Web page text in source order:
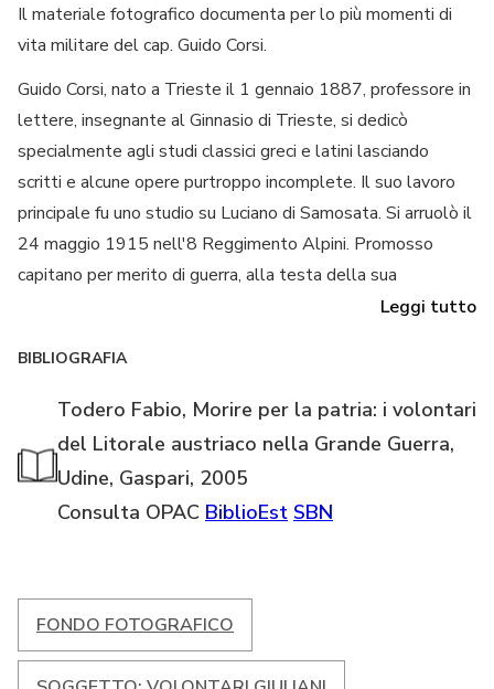
Il materiale fotografico documenta per lo più momenti di
vita militare del cap. Guido Corsi.
Guido Corsi, nato a Trieste il 1 gennaio 1887, professore in
lettere, insegnante al Ginnasio di Trieste, si dedicò
specialmente agli studi classici greci e latini lasciando
scritti e alcune opere purtroppo incomplete. Il suo lavoro
principale fu uno studio su Luciano di Samosata. Si arruolò il
24 maggio 1915 nell'8 Reggimento Alpini. Promosso
capitano per merito di guerra, alla testa della sua
Compagnia di Alpini del Battaglione Feltre, cadde il 13
tentativo austriaco di rompere il fronte in quel delicato
settore.
Leggi tutto
BIBLIOGRAFIA
Todero Fabio, Morire per la patria: i volontari
del Litorale austriaco nella Grande Guerra,
Udine, Gaspari, 2005
Consulta OPAC BiblioEst SBN
FONDO FOTOGRAFICO